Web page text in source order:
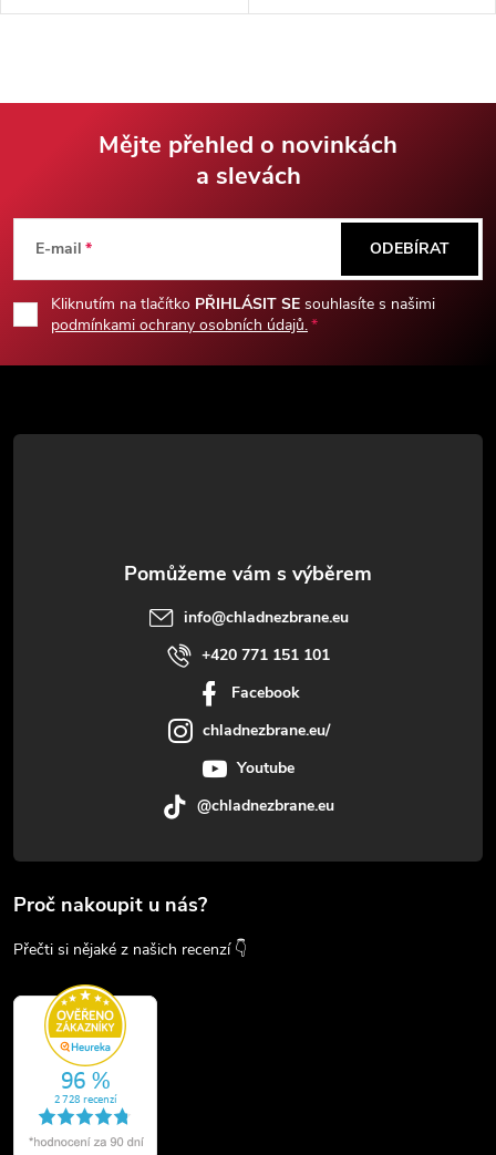
zpevněna nýty. Čepel z
chladných zbraní. Dodáváno
p
a
Mějte přehled o novinkách
a slevách
E-mail
Kliknutím na tlačítko PŘIHLÁSIT SE souhlasíte s našimi
podmínkami ochrany osobních údajů.
ODEBÍRAT
info@chladnezbrane.eu
+420 771 151 101
Facebook
chladnezbrane.eu/
Youtube
@chladnezbrane.eu
Proč nakoupit u nás?
Přečti si nějaké z našich recenzí 👇